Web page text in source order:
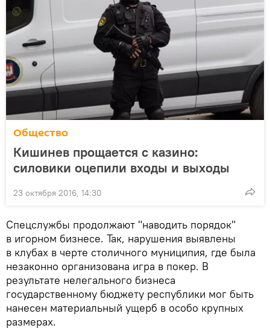
Общество
Кишинев прощается с казино:
силовики оцепили входы и выходы
23 октября 2016, 14:30
Спецслужбы продолжают "наводить порядок"
в игорном бизнесе. Так, нарушения выявлены
в клубах в черте столичного муниципия, где была
незаконно организована игра в покер. В
результате нелегального бизнеса
государственному бюджету республики мог быть
нанесен материальный ущерб в особо крупных
размерах.